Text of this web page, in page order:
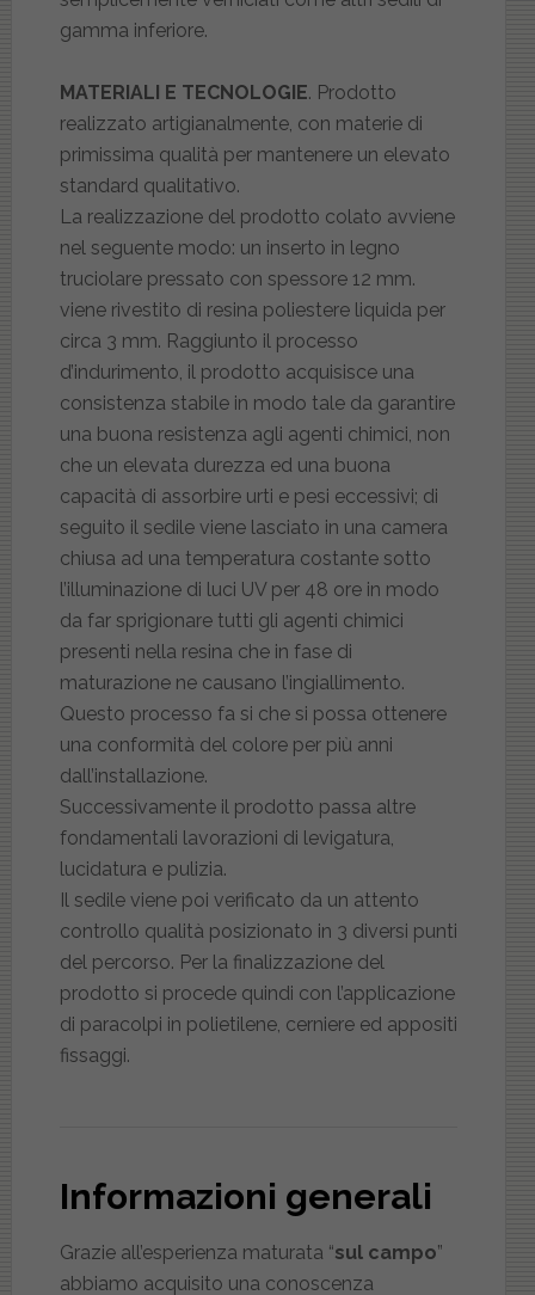
gamma inferiore.
MATERIALI E TECNOLOGIE. Prodotto
realizzato artigianalmente, con materie di
primissima qualità per mantenere un elevato
standard qualitativo.
La realizzazione del prodotto colato avviene
nel seguente modo: un inserto in legno
truciolare pressato con spessore 12 mm.
viene rivestito di resina poliestere liquida per
circa 3 mm. Raggiunto il processo
d’indurimento, il prodotto acquisisce una
consistenza stabile in modo tale da garantire
una buona resistenza agli agenti chimici, non
che un elevata durezza ed una buona
capacità di assorbire urti e pesi eccessivi; di
seguito il sedile viene lasciato in una camera
chiusa ad una temperatura costante sotto
l’illuminazione di luci UV per 48 ore in modo
da far sprigionare tutti gli agenti chimici
presenti nella resina che in fase di
maturazione ne causano l’ingiallimento.
Questo processo fa si che si possa ottenere
una conformità del colore per più anni
dall’installazione.
Successivamente il prodotto passa altre
fondamentali lavorazioni di levigatura,
lucidatura e pulizia.
Il sedile viene poi verificato da un attento
controllo qualità posizionato in 3 diversi punti
del percorso. Per la finalizzazione del
prodotto si procede quindi con l’applicazione
di paracolpi in polietilene, cerniere ed appositi
fissaggi.
Informazioni generali
Grazie all’esperienza maturata “sul campo”
abbiamo acquisito una conoscenza